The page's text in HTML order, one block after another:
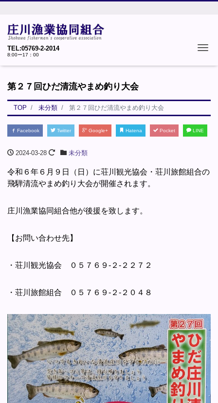
TEL:05769-2-2014
8:00ー17：00
第２７回ひだ清流やまめ釣り大会
TOP 未分類 第２７回ひだ清流やまめ釣り大会
Facebook Twitter Google+ Hatena Pocket LINE
2024-03-28 未分類
令和６年６月９日（日）に荘川観光協会・荘川旅館組合の
飛騨清流やまめ釣り大会が開催されます。
庄川漁業協同組合他が後援を致します。
【お問い合わせ先】
・荘川観光協会 ０５７６９-２-２２７２
・荘川旅館組合 ０５７６９-２-２０４８